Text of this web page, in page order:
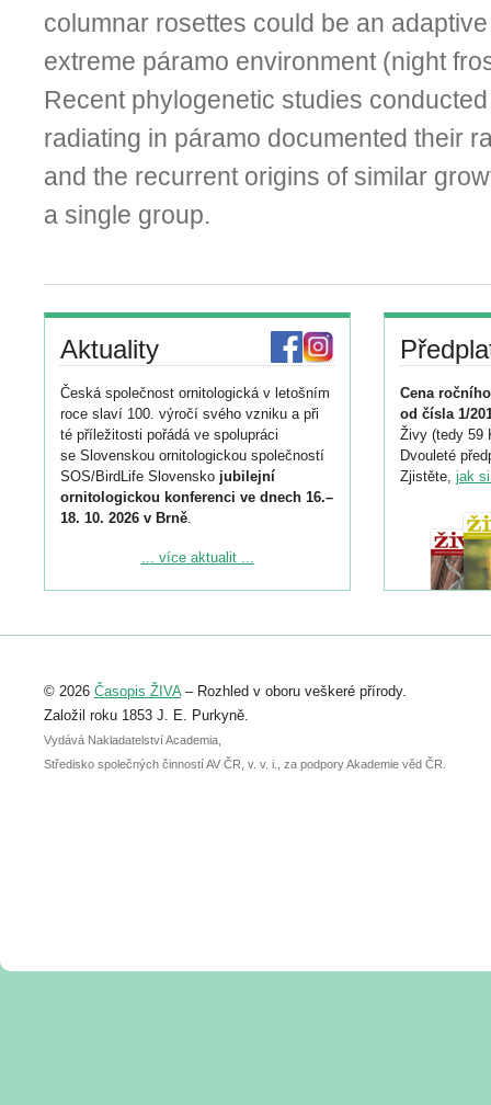
columnar rosettes could be an
extreme páramo environment (night
Recent phylo­genetic studies
radiating in páramo documented their
and the recurrent origins of similar
a single group.
Aktuality
Česká společnost ornitologická v letošním
roce slaví 100. výročí svého vzniku a při
té příležitosti pořádá ve spolupráci
se Slovenskou ornitologickou společností
SOS/BirdLife Slovensko jubilejní
ornitologickou konferenci ve dnech 16.–
18. 10. 2026 v Brně.
Podrobnější informace ke konferenci
Registrovat se můžete do 6. září.
abstraktu přihlášené přednášky nebo
posteru je už 30. června.
... více aktualit ...
Cena
od čísla 1/
Živy (tedy 59
Dvouleté
Zjistěte, jak
© 2026 Časopis ŽIVA– Rozhled v oboru veškeré přírody.
Založil roku 1853 J. E. Purkyně.
Vydává Nakladatelství Academia,
Středisko společných činností AV ČR, v. v. i., za podpory Akademie věd ČR.